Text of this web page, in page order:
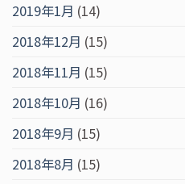
2019年1月 (14)
2018年12月 (15)
2018年11月 (15)
2018年10月 (16)
2018年9月 (15)
2018年8月 (15)